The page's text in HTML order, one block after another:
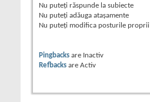
Nu puteţi răspunde la subiecte
Nu puteţi adăuga ataşamente
Nu puteţi modifica posturile proprii
Pingbacks are Inactiv
Refbacks are Activ